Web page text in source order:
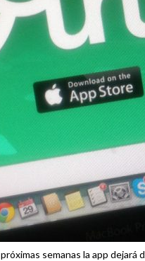
semanas la app dejará